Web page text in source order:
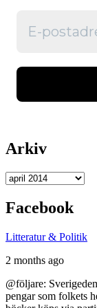
Arkiv
Arkiv
Facebook
Litteratur & Politik
2 months ago
@följare:
pengar som folkets